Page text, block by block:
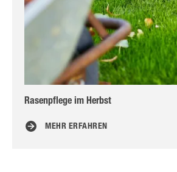
Rasenpflege im Herbst
MEHR ERFAHREN